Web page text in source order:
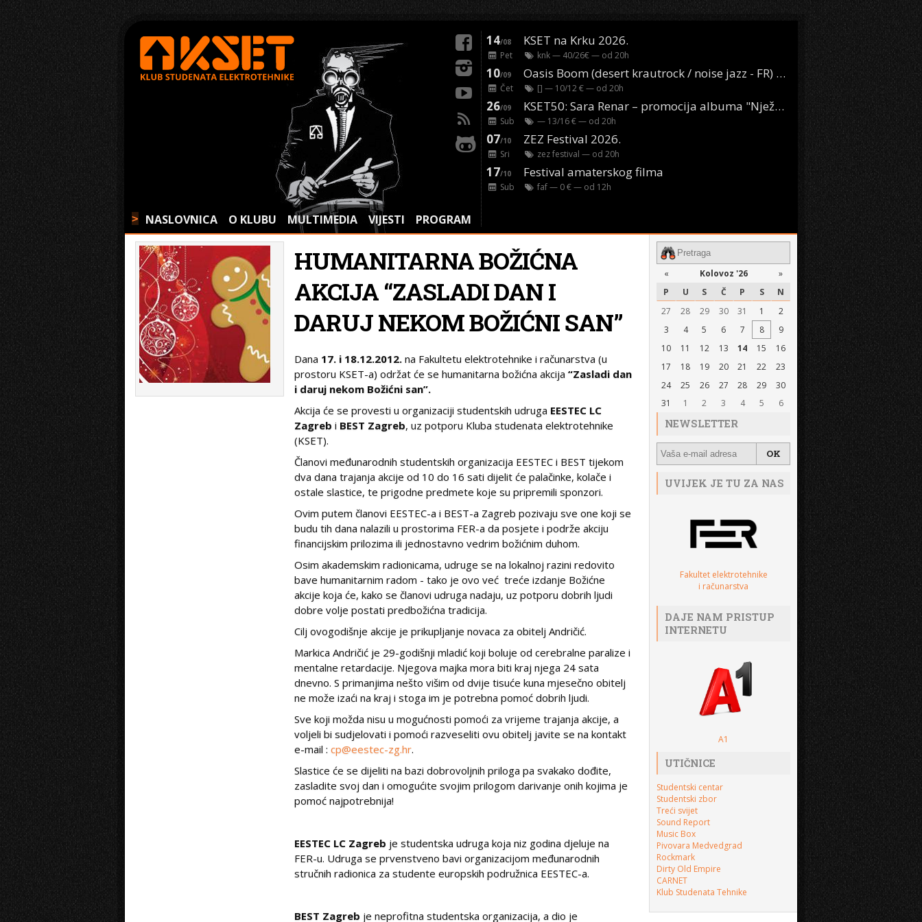
> NASLOVNICA O KLUBU MULTIMEDIA VIJESTI PROGRAM
14/08 KSET na Krku 2026.
Pet knk— 40/26€ — od 20h
10/09 Oasis Boom (desert krautrock / noise jazz - FR) @ KONTEJNER
Čet [] — 10/12 € — od 20h
26/09 KSET50: Sara Renar – promocija albuma "Nježne riječi" @ Močvara
Sub — 13/16 € — od 20h
07/10 ZEZ Festival 2026.
Sri zez festival — od 20h
17/10 Festival amaterskog filma
Sub faf— 0 € — od 12h
HUMANITARNA BOŽIĆNA
AKCIJA “ZASLADI DAN I
DARUJ NEKOM BOŽIĆNI SAN”
Dana 17. i 18.12.2012. na Fakultetu elektrotehnike i računarstva (u
prostoru KSET-a) održat će se humanitarna božićna akcija“Zasladi dan
i daruj nekom Božićni san”.
Akcija će se provesti u organizaciji studentskih udruga EESTEC LC
Zagreb i BEST Zagreb, uz potporu Kluba studenata elektrotehnike
(KSET).
Članovi međunarodnih studentskih organizacija EESTEC i BEST tijekom
dva dana trajanja akcije od 10 do 16 sati dijelit će palačinke, kolače i
ostale slastice, te prigodne predmete koje su pripremili sponzori.
Ovim putem članovi EESTEC-a i BEST-a Zagreb pozivaju sve one koji se
budu tih dana nalazili u prostorima FER-a da posjete i podrže akciju
financijskim prilozima ili jednostavno vedrim božićnim duhom.
Osim akademskim radionicama, udruge se na lokalnoj razini redovito
bave humanitarnim radom - tako je ovo već treće izdanje Božićne
akcije koja će, kako se članovi udruga nadaju, uz potporu dobrih ljudi
dobre volje postati predbožićna tradicija.
Cilj ovogodišnje akcije je prikupljanje novaca za obitelj Andričić.
Markica Andričić je 29-godišnji mladić koji boluje od cerebralne paralize i
mentalne retardacije. Njegova majka mora biti kraj njega 24 sata
dnevno. S primanjima nešto višim od dvije tisuće kuna mjesečno obitelj
ne može izaći na kraj i stoga im je potrebna pomoć dobrih ljudi.
Sve koji možda nisu u mogućnosti pomoći za vrijeme trajanja akcije, a
voljeli bi sudjelovati i pomoći razveseliti ovu obitelj javite se na kontakt
e-mail :cp@eestec-zg.hr.
Slastice će se dijeliti na bazi dobrovoljnih priloga pa svakako dođite,
zasladite svoj dan i omogućite svojim prilogom darivanje onih kojima je
pomoć najpotrebnija!
EESTEC LC Zagreb je studentska udruga koja niz godina djeluje na
FER-u. Udruga se prvenstveno bavi organizacijom međunarodnih
stručnih radionica za studente europskih podružnica EESTEC-a.
BEST Zagreb je neprofitna studentska organizacija, a dio je
« Kolovoz '26
»
P
U S Č P S
N
27
28 29 30 31 1
2
3
4 5 6 7 8
9
10
11 12 13 14 15
16
17
18 19 20 21 22
23
24
25 26 27 28 29
30
31
1 2 3 4 5 6
NEWSLETTER
UVIJEK JE TU ZA NAS
Fakultet elektrotehnike
i računarstva
DAJE NAM PRISTUP
INTERNETU
A1
UTIČNICE
Studentski centar
Studentski zbor
Treći svijet
Sound Report
Music Box
Pivovara Medvedgrad
Rockmark
Dirty Old Empire
CARNET
Klub Studenata Tehnike